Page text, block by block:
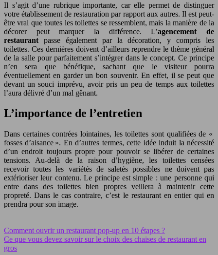
Il s’agit d’une rubrique importante, car elle permet de distinguer
votre établissement de restauration par rapport aux autres. Il est peut-
être vrai que toutes les toilettes se ressemblent, mais la manière de la
décorer peut marquer la différence. L’agencement de
restaurant passe également par la décoration, y compris les
toilettes. Ces dernières doivent d’ailleurs reprendre le thème général
de la salle pour parfaitement s’intégrer dans le concept. Ce principe
n’en sera que bénéfique, sachant que le visiteur pourra
éventuellement en garder un bon souvenir. En effet, il se peut que
devant un souci imprévu, avoir pris un peu de temps aux toilettes
l’aura délivré d’un mal gênant.
L’importance de l’entretien
Dans certaines contrées lointaines, les toilettes sont qualifiées de «
fosses d’aisance ». En d’autres termes, cette idée induit la nécessité
d’un endroit toujours propre pour pouvoir se libérer de certaines
tensions. Au-delà de la raison d’hygiène, les toilettes censées
recevoir toutes les variétés de saletés possibles ne doivent pas
extérioriser leur contenu. Le principe est simple : une personne qui
entre dans des toilettes bien propres veillera à maintenir cette
propreté. Dans le cas contraire, c’est le restaurant en entier qui en
prendra pour son image.
Comment ouvrir un restaurant pop-up en 10 étapes ?
Ce que vous devez savoir sur le choix des chaises de restaurant en
gros